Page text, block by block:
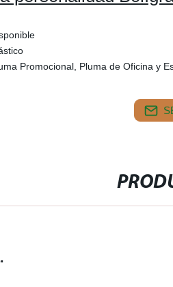
Promocional, Pluma de Oficina y